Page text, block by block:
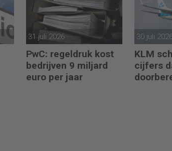
31 juli 2026
PwC: regeldruk kost
bedrijven 9 miljard
euro per jaar
30 juli
KLM
cijfers